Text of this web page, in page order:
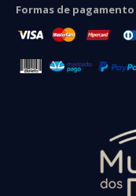
Formas de pagamento